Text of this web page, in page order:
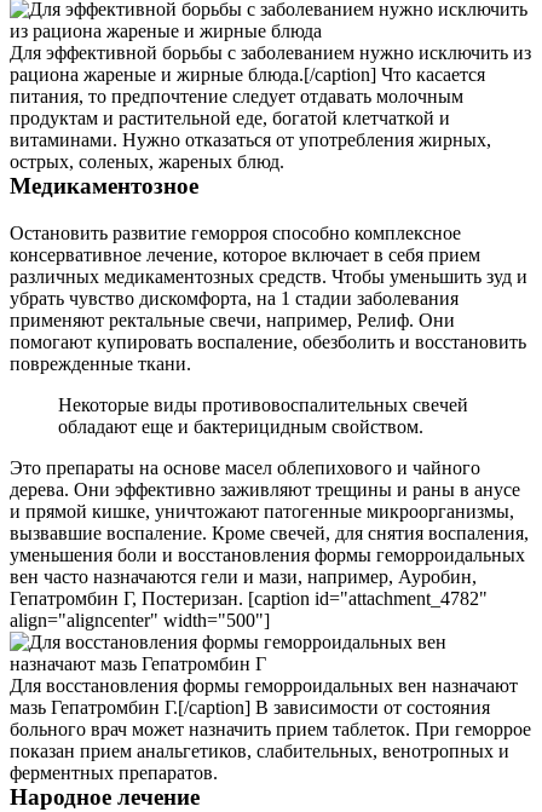
Для эффективной борьбы с заболеванием нужно исключить из
рациона жареные и жирные блюда.[/caption] Что касается
питания, то предпочтение следует отдавать молочным
продуктам и растительной еде, богатой клетчаткой и
витаминами. Нужно отказаться от употребления жирных,
острых, соленых, жареных блюд.
Медикаментозное
Остановить развитие геморроя способно комплексное
консервативное лечение, которое включает в себя прием
различных медикаментозных средств. Чтобы уменьшить зуд и
убрать чувство дискомфорта, на 1 стадии заболевания
применяют ректальные свечи, например, Релиф. Они
помогают купировать воспаление, обезболить и восстановить
поврежденные ткани.
Некоторые виды противовоспалительных свечей
обладают еще и бактерицидным свойством.
Это препараты на основе масел облепихового и чайного
дерева. Они эффективно заживляют трещины и раны в анусе
и прямой кишке, уничтожают патогенные микроорганизмы,
вызвавшие воспаление. Кроме свечей, для снятия воспаления,
уменьшения боли и восстановления формы геморроидальных
вен часто назначаются гели и мази, например, Ауробин,
Гепатромбин Г, Постеризан. [caption id="attachment_4782"
align="aligncenter" width="500"]
Для восстановления формы геморроидальных вен назначают
мазь Гепатромбин Г.[/caption] В зависимости от состояния
больного врач может назначить прием таблеток. При геморрое
показан прием анальгетиков, слабительных, венотропных и
ферментных препаратов.
Народное лечение